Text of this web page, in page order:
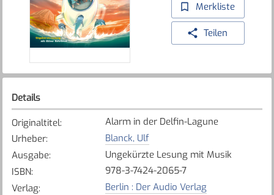
Merkliste
Teilen
Details
Originaltitel:
Alarm in der Delfin-Lagune
Urheber:
Blanck, Ulf
Ausgabe:
Ungekürzte Lesung mit Musik
ISBN:
978-3-7424-2065-7
Verlag:
Berlin : Der Audio Verlag